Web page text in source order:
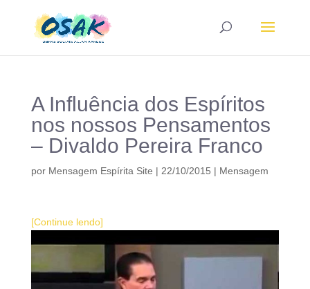
A Influência dos Espíritos
nos nossos Pensamentos
– Divaldo Pereira Franco
por Mensagem Espírita Site | 22/10/2015 | Mensagem
[Continue lendo]